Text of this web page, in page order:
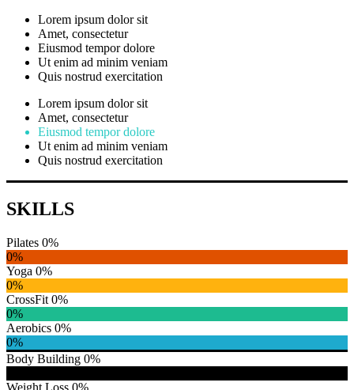
Lorem ipsum dolor sit
Amet, consectetur
Eiusmod tempor dolore
Ut enim ad minim veniam
Quis nostrud exercitation
Lorem ipsum dolor sit
Amet, consectetur
Eiusmod tempor dolore
Ut enim ad minim veniam
Quis nostrud exercitation
SKILLS
Pilates 0%
0%
Yoga 0%
0%
CrossFit 0%
0%
Aerobics 0%
0%
Body Building 0%
Weight Loss 0%